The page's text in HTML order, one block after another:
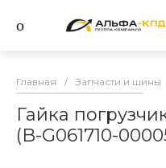
Главная / Запчасти и шины
Гайка
(B-G061710-